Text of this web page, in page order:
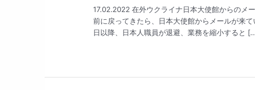
17.02.2022 在外ウクライナ日本大使館からのメ
前に戻ってきたら、日本大使館からメールが来
日以降、日本人職員が退避、業務を縮小すると